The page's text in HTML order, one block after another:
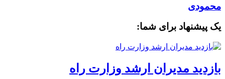
محمودی
یک پیشنهاد برای شما:
بازدید مدیران ارشد وزارت راه